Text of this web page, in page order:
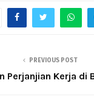
PREVIOUS POST
Perjanjian Kerja di